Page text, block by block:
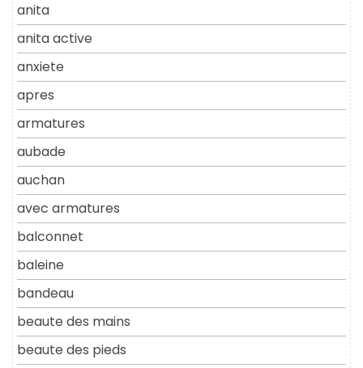
anita
anita active
anxiete
apres
armatures
aubade
auchan
avec armatures
balconnet
baleine
bandeau
beaute des mains
beaute des pieds